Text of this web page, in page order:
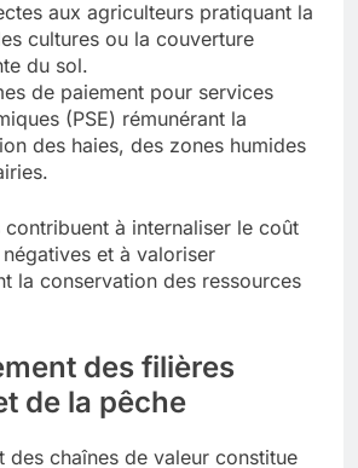
aux agriculteurs pratiquant la
cultures ou la couverture
du sol.
de paiement pour services
(PSE) rémunérant la
des haies, des zones humides
contribuent à internaliser le coût
et à valoriser
la conservation des ressources
des filières
de la pêche
des chaînes de valeur constitue